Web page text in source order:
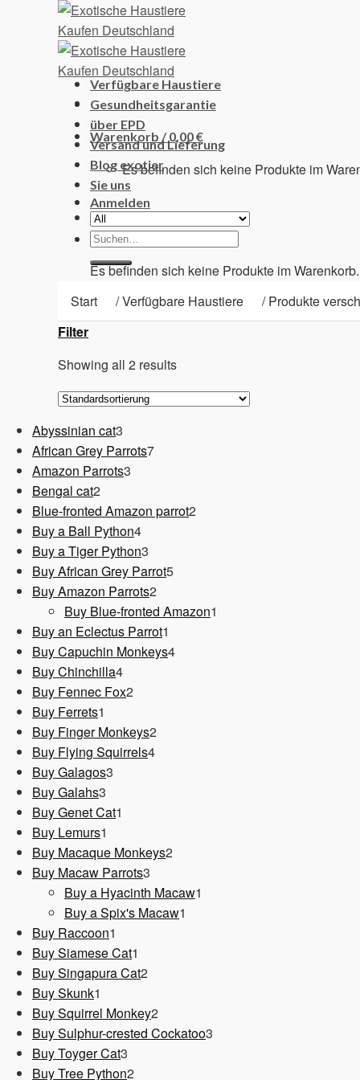
Warenkorb /0,00€
Es befinden sich keine Produkte im
Anmelden
Warenkorb
Es befinden sich keine Produkte im Warenkorb.
Verfügbare Haustiere
Gesundheitsgarantie
über EPD
Versand und Lieferung
Blog exotier
Sie uns
Suchen
nach:
Start /Verfügbare Haustiere /Produkte
Filter
Showing all 2 results
Abyssinian cat3
Produkte
African Grey Parrots77
Amazon Parrots3
Bengal cat22
Produkte
Blue-fronted Amazon parrot22
Buy a Ball Python44
Produkte
Buy a Tiger Python3
Produkte
Buy African Grey Parrot55
Buy Amazon Parrots22
Produkte
Buy Blue-fronted Amazon1
Buy an Eclectus Parrot1
Produkt
Buy Capuchin Monkeys44
Buy Chinchilla44
Produkte
Buy Fennec Fox22
Buy Ferrets1
Produkt
Buy Finger Monkeys22
Buy Flying Squirrels44
Buy Galagos3
Buy Galahs3
Produkte
Buy Genet Cat1
Buy Lemurs1
Produkt
Buy Macaque Monkeys22
Buy Macaw Parrots3
Produkte
Buy a Hyacinth Macaw1
Buy a Spix's Macaw1
Buy Raccoon1
Produkt
Buy Siamese Cat1
Produkt
Buy Singapura Cat22
Buy Skunk1
Produkt
Buy Squirrel Monkey22
Produkte
Buy Sulphur-crested Cockatoo3
Buy Toyger Cat3
Produkte
Buy Tree Python22